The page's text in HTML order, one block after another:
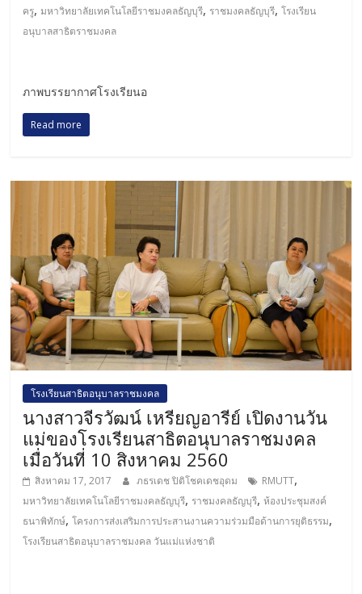
ครู,มหาวิทยาลัยเทคโนโลยีราชมงคลธัญบุรี, ราชมงคลธัญบุรี,โรงเรียน
อนุบาลสาธิตราชมงคล
ภาพบรรยากาศโรงเรียนอ
Read more
โรงเรียนสาธิตอนุบาลราชมงคล
นางสาวจีรวัฒน์ เหรียญอารีย์ เปิดงานวัน
แม่ของโรงเรียนสาธิตอนุบาลราชมงคล
เมื่อวันที่ 10 สิงหาคม 2560
สิงหาคม 17, 2017 ภธรเดช ปิติโชคเดชอุดม RMUTT,
มหาวิทยาลัยเทคโนโลยีราชมงคลธัญบุรี, ราชมงคลธัญบุรี,ห้องประชุมสงค์
ธนาพิทักษ์,โครงการส่งเสริมการประสานงานความร่วมมือด้านการยุติธรรม,
โรงเรียนสาธิตอนุบาลราชมงคล วันแม่แห่งชาติ